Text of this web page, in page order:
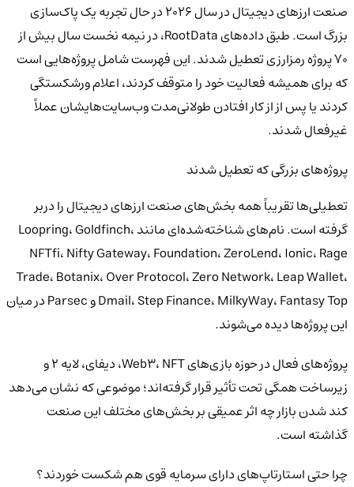
صنعت ارزهای دیجیتال در سال 2026 در حال تجربه یک پاک‌سازی
بزرگ است. طبق داده‌های RootData، در نیمه نخست سال بیش از
70 پروژه رمزارزی تعطیل شدند. این فهرست شامل پروژه‌هایی است
که برای همیشه فعالیت خود را متوقف کردند، اعلام ورشکستگی
کردند یا پس از از کار افتادن طولانی‌مدت وب‌سایت‌هایشان عملاً
غیرفعال شدند.
پروژه‌های بزرگی که تعطیل شدند
تعطیلی‌ها تقریباً همه بخش‌های صنعت ارزهای دیجیتال را دربر
گرفته است. نام‌های شناخته‌شده‌ای مانند Loopring، Goldfinch،
NFTfi، Nifty Gateway، Foundation، ZeroLend، Ionic، Rage
Trade، Botanix، Over Protocol، Zero Network، Leap Wallet،
Dmail، Step Finance، MilkyWay، Fantasy Top و Parsec در میان
این پروژه‌ها دیده می‌شوند.
پروژه‌های فعال در حوزه بازی‌های Web3، NFT، دیفای، لایه 2 و
زیرساخت همگی تحت تأثیر قرار گرفته‌اند؛ موضوعی که نشان می‌دهد
کند شدن بازار چه اثر عمیقی بر بخش‌های مختلف این صنعت
گذاشته است.
چرا حتی استارتاپ‌های دارای سرمایه قوی هم شکست خوردند؟